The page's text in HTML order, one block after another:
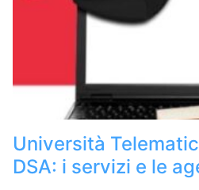
Università
DSA: i servizi e le